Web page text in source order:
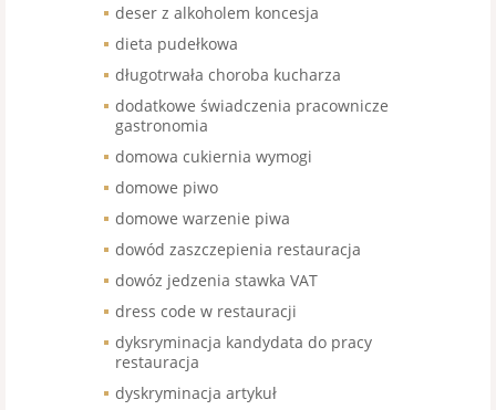
deser z alkoholem koncesja
dieta pudełkowa
długotrwała choroba kucharza
dodatkowe świadczenia pracownicze
gastronomia
domowa cukiernia wymogi
domowe piwo
domowe warzenie piwa
dowód zaszczepienia restauracja
dowóz jedzenia stawka VAT
dress code w restauracji
dyksryminacja kandydata do pracy
restauracja
dyskryminacja artykuł